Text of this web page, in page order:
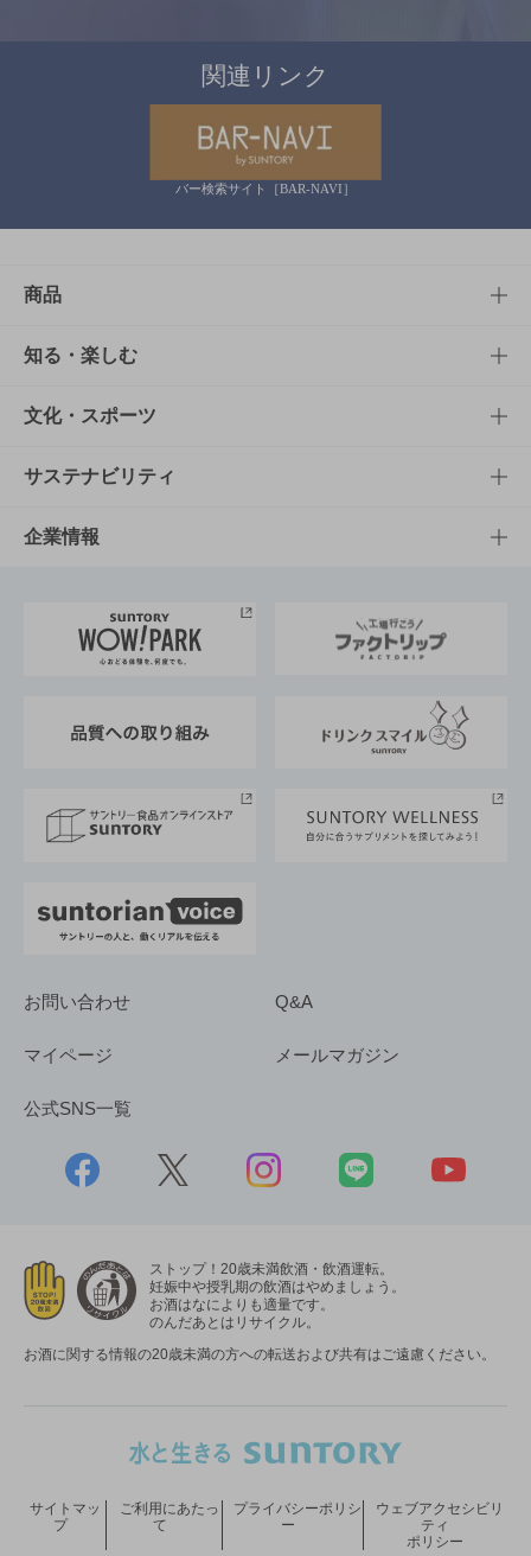
関連リンク
バー検索サイト［BAR-NAVI］
商品
商品TOP
商品一覧
商品発売情報
栄養成分一覧
知る・楽しむ
知る・楽しむTOP
キャンペーン
工場見学
地域情報
文化・スポーツ
文化・スポーツTOP
サントリーホール
サントリーサンバーズ大阪
サステナビリティ
サステナビリティTOP
サントリーが考えるサステナビリティ経営
企業情報
企業概要
採用情報
お問い合わせ Q&A
マイページ メールマガジン
公式SNS一覧
ストップ！20歳未満飲酒・飲酒運転。
妊娠中や授乳期の飲酒はやめましょう。
お酒はなによりも適量です。
のんだあとはリサイクル。
お酒に関する情報の20歳未満の方への転送および共有はご遠慮ください。
サイトマッ
プ
ご利用にあたっ
て
プライバシーポリシ
ー
ウェブアクセシビリ
ティ
ポリシー